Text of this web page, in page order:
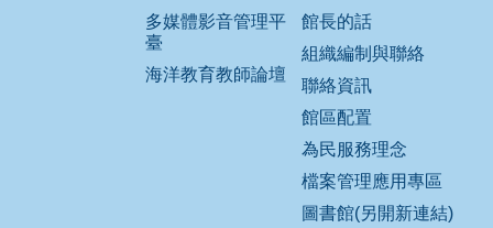
多媒體影音管理平
臺
海洋教育教師論壇
館長的話
組織編制與聯絡
聯絡資訊
館區配置
為民服務理念
檔案管理應用專區
圖書館(另開新連結)